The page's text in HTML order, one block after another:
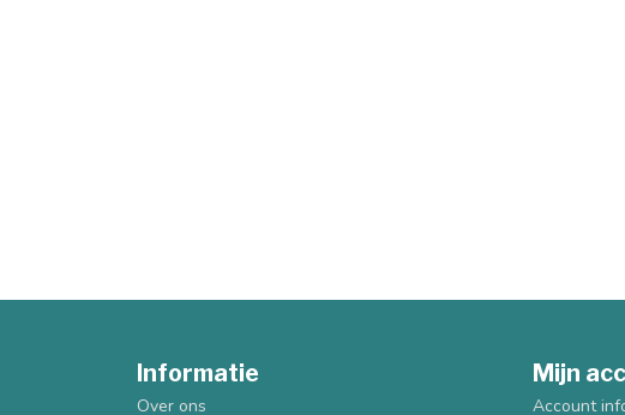
Informatie
Over ons
Mijn
Account